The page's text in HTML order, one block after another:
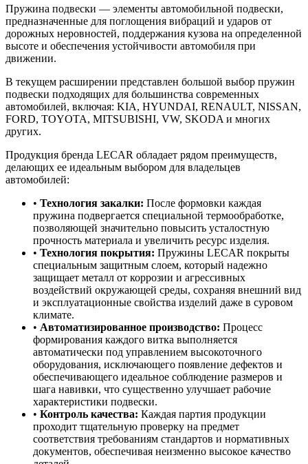
Пружина подвески — элементы автомобильной подвески,
предназначенные для поглощения вибраций и ударов от
дорожных неровностей, поддержания кузова на определенной
высоте и обеспечения устойчивости автомобиля при
движении.
В текущем расширении представлен большой выбор пружин
подвески подходящих для большинства современных
автомобилей, включая: KIA, HYUNDAI, RENAULT, NISSAN,
FORD, TOYOTA, MITSUBISHI, VW, SKODA и многих
других.
Продукция бренда LECAR обладает рядом преимуществ,
делающих ее идеальным выбором для владельцев
автомобилей:
• Технология закалки: После формовки каждая
пружина подвергается специальной термообработке,
позволяющей значительно повысить усталостную
прочность материала и увеличить ресурс изделия.
• Технология покрытия: Пружины LECAR покрыты
специальным защитным слоем, который надежно
защищает металл от коррозии и агрессивных
воздействий окружающей среды, сохраняя внешний вид
и эксплуатационные свойства изделий даже в суровом
климате.
• Автоматизированное производство: Процесс
формирования каждого витка выполняется
автоматически под управлением высокоточного
оборудования, исключающего появление дефектов и
обеспечивающего идеальное соблюдение размеров и
шага навивки, что существенно улучшает рабочие
характеристики подвески.
• Контроль качества: Каждая партия продукции
проходит тщательную проверку на предмет
соответствия требованиям стандартов и нормативных
документов, обеспечивая неизменно высокое качество